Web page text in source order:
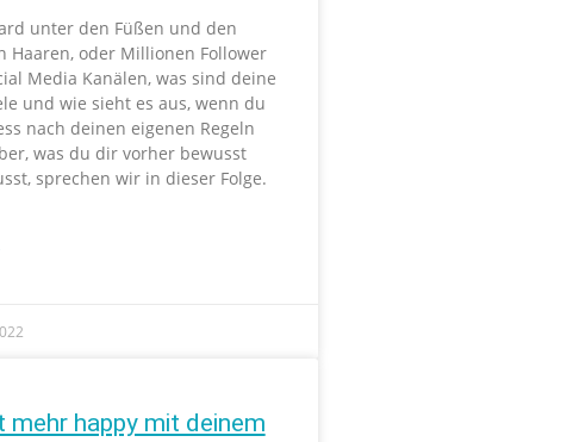
unter den Füßen und den
Haaren, oder Millionen Follower
Media Kanälen, was sind deine
und wie sieht es aus, wenn du
nach deinen eigenen Regeln
was du dir vorher bewusst
sprechen wir in dieser Folge.
happy mit deinem